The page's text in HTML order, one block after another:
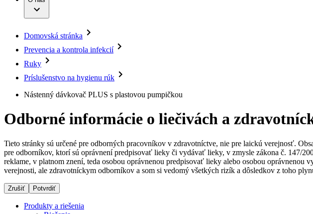
Liečba bolesti
Mimotelové čistenie krvi
Miniinvazívna chirurgia
Neurochirurgia
Onkológia
Ortopédia
Prevencia a kontrola infekcií
Spinálna chirurgia
Starostlivosť o stómiu
Uzatváranie rán
Terapie
Ochorenia
Služby pre pacientov
B. Braun Avitum
Vaša príležitosť
Médiá
Kontakt
Kontaktný formulár
Zodpovednosť
Médiá
Kontakt
Domovská stránka
Prevencia a kontrola infekcií
Ruky
Príslušenstvo na hygienu rúk
Nástenný dávkovač PLUS s plastovou pumpičkou
Odborné informácie o liečivách a
Tieto stránky sú určené pre odborných pracovníkov v zdravotníctve, nie pre laickú verejnosť.
pre odborníkov, ktorí sú oprávnení predpisovať lieky či vydávať lieky, v zmysle zákona č. 147/
reklame, v platnom znení, teda osobou oprávnenou predpisovať lieky alebo osobou
verejnosti, ale zdravotníckym odborníkov a som si vedomý všetkých rizík a dôsledkov z toho
Zrušiť Potvrdiť
Produkty a riešenia